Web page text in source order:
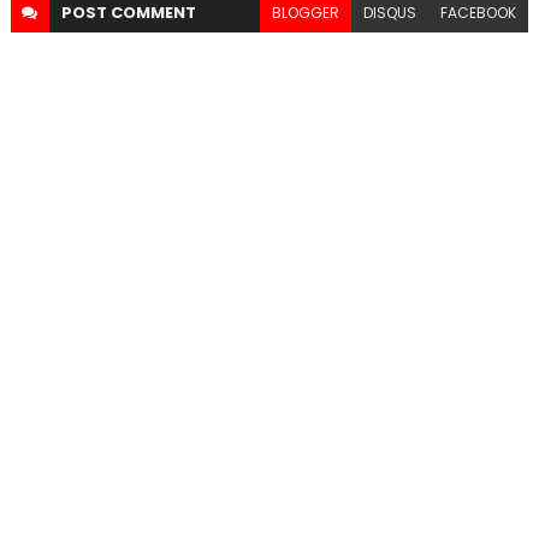
POST COMMENT BLOGGER DISQUS FACEBOOK